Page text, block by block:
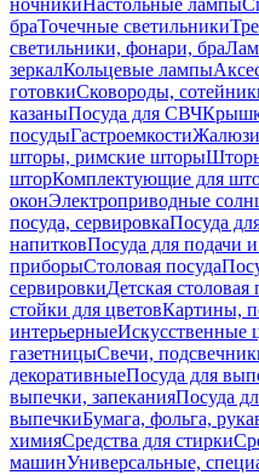
ночникиНастольные лампы
браТочечные светильники
светильники, фонари, бра
зеркалКольцевые лампы
готовкиСковороды,
казаныПосуда для СВЧ
посудыГастроемкости
шторы, римские шторы
шторКомплектующие для
оконЭлектроприводные
посуда, сервировкаПосуда
напитковПосуда для подачи
приборыСтоловая посуда
сервировкиДетская столовая
стойки для цветовКартины,
интерьерныеИскусственные
газетницыСвечи,
декоративныеПосуда для
выпечки, запеканияПосуда
выпечкиБумага, фольга,
химияСредства для стирки
машинУниверсальные,